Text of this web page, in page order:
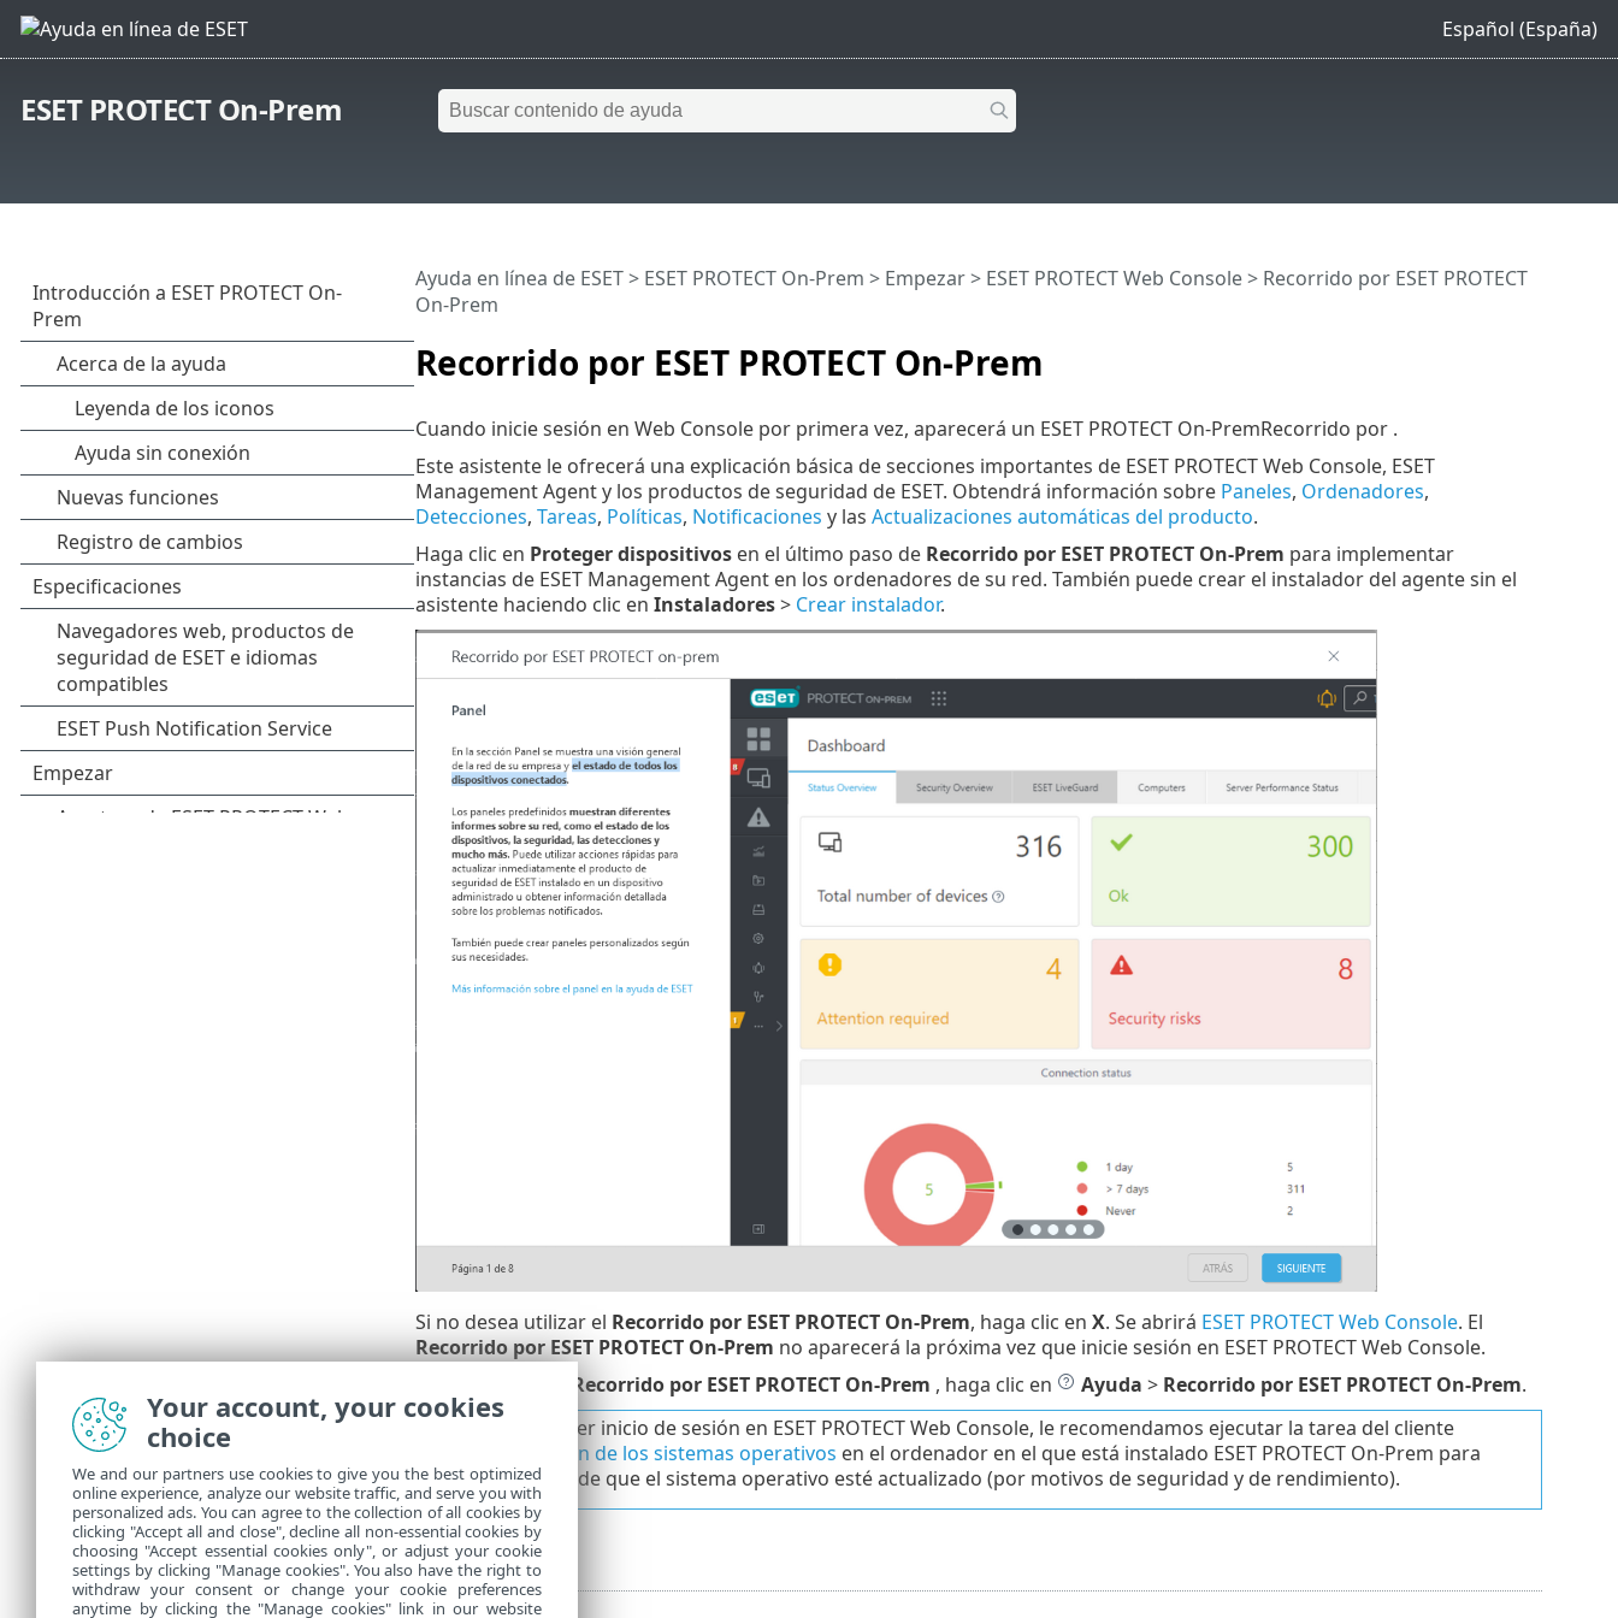
Español (España)
ESET PROTECT On-Prem
Recorrido por ESET PROTECT On-Prem
Ayuda en línea de ESET> ESET PROTECT On-Prem > Empezar> ESET PROTECT Web Console> Recorrido por ESET PROTECT
On-Prem
Cuando inicie sesión en Web Console por primera vez, aparecerá un ESET PROTECT On-PremRecorrido por .
Este asistente le ofrecerá una explicación básica de secciones importantes de ESET PROTECT Web Console, ESET
Management Agent y los productos de seguridad de ESET. Obtendrá información sobre Paneles, Ordenadores,
Detecciones, Tareas, Políticas, Notificaciones y las Actualizaciones automáticas del producto.
Haga clic en Proteger dispositivosen el último paso de Recorrido por ESET PROTECT On-Prem para implementar
instancias de ESET Management Agent en los ordenadores de su red. También puede crear el instalador del agente sin el
asistente haciendo clic en Instaladores> Crear instalador.
Si no desea utilizar el Recorrido por ESET PROTECT On-Prem, haga clic en X. Se abrirá ESET PROTECT Web Console. El
Recorrido por ESET PROTECT On-Prem no aparecerá la próxima vez que inicie sesión en ESET PROTECT Web Console.
Recorrido por ESET PROTECT On-Prem , haga clic en Ayuda > Recorrido por ESET PROTECT On-Prem.
Tras el primer inicio de sesión en ESET PROTECT Web Console, le recomendamos ejecutar la tarea del cliente
Actualización de los sistemas operativos en el ordenador en el que está instalado ESET PROTECT On-Prem para
asegurarse de que el sistema operativo esté actualizado (por motivos de seguridad y de rendimiento).
Your account, your cookies
choice
We and our partners use cookies to give you the best optimized
online experience, analyze our website traffic, and serve you with
personalized ads. You can agree to the collection of all cookies by
clicking "Accept all and close", decline all non-essential cookies by
choosing "Accept essential cookies only", or adjust your cookie
settings by clicking "Manage cookies". You also have the right to
withdraw your consent or change your cookie preferences
anytime by clicking the "Manage cookies" link in our website